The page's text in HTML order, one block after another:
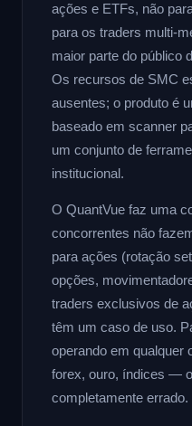
ações e ETFs, não
para os traders multi-
maior parte do público
Os recursos de SMC
ausentes; o produto é
baseado em scanner
um conjunto de
institucional.
O QuantVue faz uma
concorrentes não
para ações (rotação
opções,
traders exclusivos de
têm um caso de uso.
operando em
forex, ouro, índices —
completamente errado.